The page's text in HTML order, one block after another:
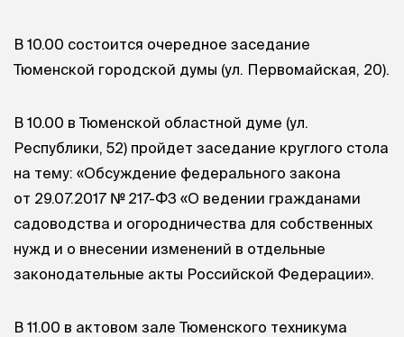
В 10.00 состоится очередное заседание
Тюменской городской думы (ул. Первомайская, 20).
В 10.00 в Тюменской областной думе (ул.
Республики, 52) пройдет заседание круглого стола
на тему: «Обсуждение федерального закона
от 29.07.2017 № 217-ФЗ «О ведении гражданами
садоводства и огородничества для собственных
нужд и о внесении изменений в отдельные
законодательные акты Российской Федерации».
В 11.00 в актовом зале Тюменского техникума